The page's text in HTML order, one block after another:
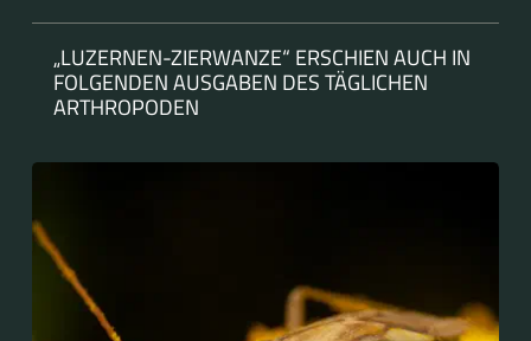
„LUZERNEN-ZIERWANZE“ ERSCHIEN AUCH IN
FOLGENDEN AUSGABEN DES TÄGLICHEN
ARTHROPODEN